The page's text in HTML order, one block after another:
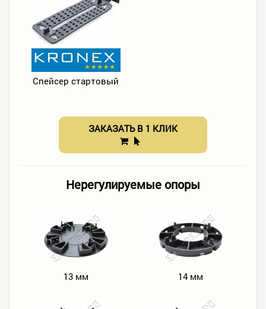
Спейсер стартовый
ЗАКАЗАТЬ В 1 КЛИК
Нерегулируемые опоры
13 мм 14 мм